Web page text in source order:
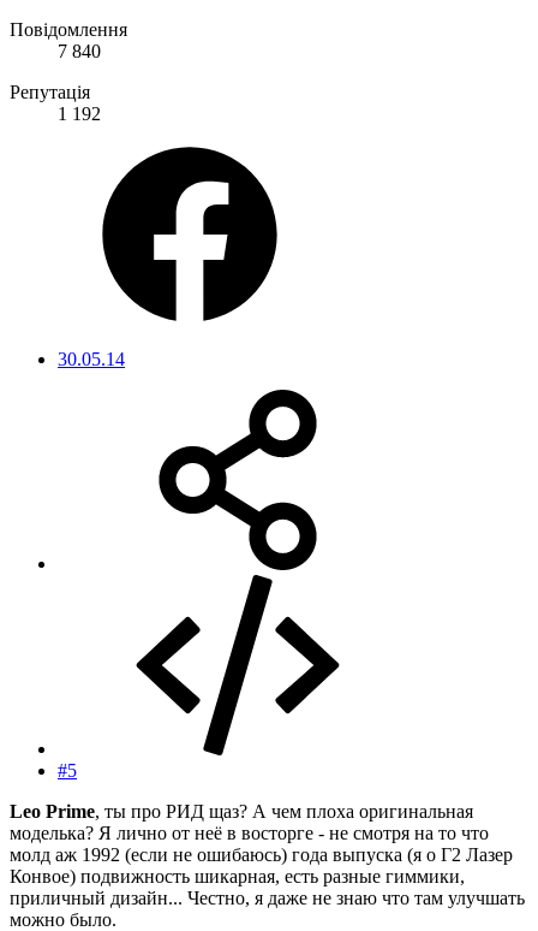
Повідомлення
7 840
Репутація
1 192
30.05.14
#5
Leo Prime, ты про РИД щаз? А чем плоха оригинальная
моделька? Я лично от неё в восторге - не смотря на то что
молд аж 1992 (если не ошибаюсь) года выпуска (я о Г2 Лазер
Конвое) подвижность шикарная, есть разные гиммики,
приличный дизайн... Честно, я даже не знаю что там улучшать
можно было.